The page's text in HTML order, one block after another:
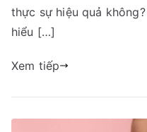
thực sự hiệu quả
hiểu […]
Xem tiếp